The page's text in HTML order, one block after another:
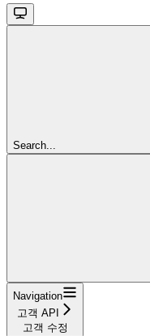
Search...
Navigation
고객 API
고객 수정